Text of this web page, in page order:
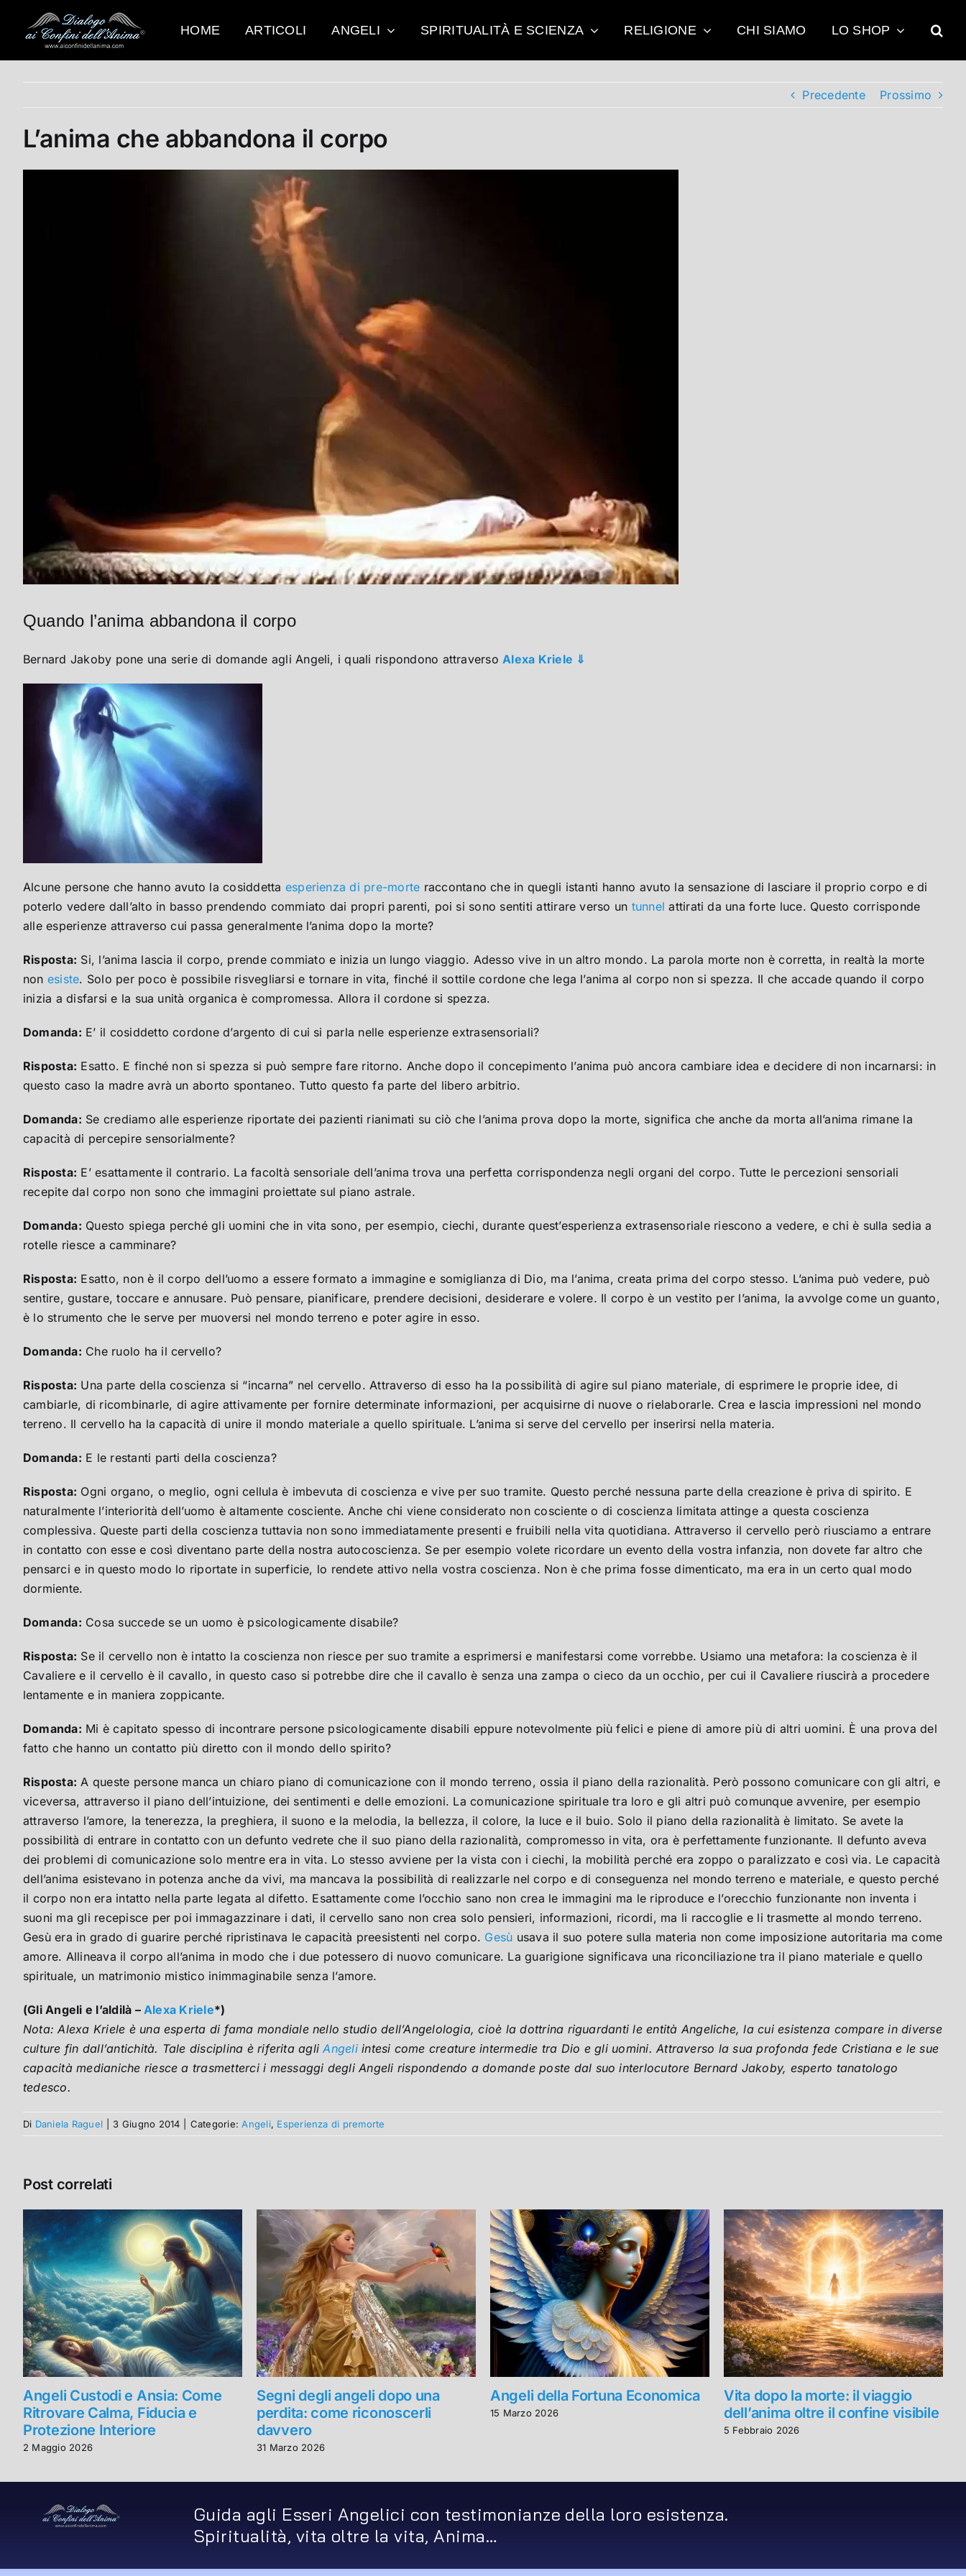
contenuto
HOME ARTICOLI ANGELI SPIRITUALITÀ E SCIENZA RELIGIONE CHI SIAMO LO SHOP
Precedente Prossimo
L’anima che abbandona il corpo
Quando l’anima abbandona il corpo
Bernard Jakoby pone una serie di domande agli Angeli, i quali rispondono attraverso Alexa Kriele ⇓
Alcune persone che hanno avuto la cosiddetta esperienza di pre-morte raccontano che in quegli istanti hanno avuto la sensazione di lasciare il proprio corpo e di
poterlo vedere dall’alto in basso prendendo commiato dai propri parenti, poi si sono sentiti attirare verso un tunnel attirati da una forte luce. Questo corrisponde
alle esperienze attraverso cui passa generalmente l’anima dopo la morte?
Risposta: Si, l’anima lascia il corpo, prende commiato e inizia un lungo viaggio. Adesso vive in un altro mondo. La parola morte non è corretta, in realtà la morte
non esiste. Solo per poco è possibile risvegliarsi e tornare in vita, finché il sottile cordone che lega l’anima al corpo non si spezza. Il che accade quando il corpo
inizia a disfarsi e la sua unità organica è compromessa. Allora il cordone si spezza.
Domanda: E’ il cosiddetto cordone d’argento di cui si parla nelle esperienze extrasensoriali?
Risposta: Esatto. E finché non si spezza si può sempre fare ritorno. Anche dopo il concepimento l’anima può ancora cambiare idea e decidere di non incarnarsi: in
questo caso la madre avrà un aborto spontaneo. Tutto questo fa parte del libero arbitrio.
Domanda: Se crediamo alle esperienze riportate dei pazienti rianimati su ciò che l’anima prova dopo la morte, significa che anche da morta all’anima rimane la
capacità di percepire sensorialmente?
Risposta: E’ esattamente il contrario. La facoltà sensoriale dell’anima trova una perfetta corrispondenza negli organi del corpo. Tutte le percezioni sensoriali
recepite dal corpo non sono che immagini proiettate sul piano astrale.
Domanda: Questo spiega perché gli uomini che in vita sono, per esempio, ciechi, durante quest’esperienza extrasensoriale riescono a vedere, e chi è sulla sedia a
rotelle riesce a camminare?
Risposta: Esatto, non è il corpo dell’uomo a essere formato a immagine e somiglianza di Dio, ma l’anima, creata prima del corpo stesso. L’anima può vedere, può
sentire, gustare, toccare e annusare. Può pensare, pianificare, prendere decisioni, desiderare e volere. Il corpo è un vestito per l’anima, la avvolge come un guanto,
è lo strumento che le serve per muoversi nel mondo terreno e poter agire in esso.
Domanda: Che ruolo ha il cervello?
Risposta: Una parte della coscienza si “incarna” nel cervello. Attraverso di esso ha la possibilità di agire sul piano materiale, di esprimere le proprie idee, di
cambiarle, di ricombinarle, di agire attivamente per fornire determinate informazioni, per acquisirne di nuove o rielaborarle. Crea e lascia impressioni nel mondo
terreno. Il cervello ha la capacità di unire il mondo materiale a quello spirituale. L’anima si serve del cervello per inserirsi nella materia.
Domanda: E le restanti parti della coscienza?
Risposta: Ogni organo, o meglio, ogni cellula è imbevuta di coscienza e vive per suo tramite. Questo perché nessuna parte della creazione è priva di spirito. E
naturalmente l’interiorità dell’uomo è altamente cosciente. Anche chi viene considerato non cosciente o di coscienza limitata attinge a questa coscienza
complessiva. Queste parti della coscienza tuttavia non sono immediatamente presenti e fruibili nella vita quotidiana. Attraverso il cervello però riusciamo a entrare
in contatto con esse e così diventano parte della nostra autocoscienza. Se per esempio volete ricordare un evento della vostra infanzia, non dovete far altro che
pensarci e in questo modo lo riportate in superficie, lo rendete attivo nella vostra coscienza. Non è che prima fosse dimenticato, ma era in un certo qual modo
dormiente.
Domanda: Cosa succede se un uomo è psicologicamente disabile?
Risposta: Se il cervello non è intatto la coscienza non riesce per suo tramite a esprimersi e manifestarsi come vorrebbe. Usiamo una metafora: la coscienza è il
Cavaliere e il cervello è il cavallo, in questo caso si potrebbe dire che il cavallo è senza una zampa o cieco da un occhio, per cui il Cavaliere riuscirà a procedere
lentamente e in maniera zoppicante.
Domanda: Mi è capitato spesso di incontrare persone psicologicamente disabili eppure notevolmente più felici e piene di amore più di altri uomini. È una prova del
fatto che hanno un contatto più diretto con il mondo dello spirito?
Risposta: A queste persone manca un chiaro piano di comunicazione con il mondo terreno, ossia il piano della razionalità. Però possono comunicare con gli altri, e
viceversa, attraverso il piano dell’intuizione, dei sentimenti e delle emozioni. La comunicazione spirituale tra loro e gli altri può comunque avvenire, per esempio
attraverso l’amore, la tenerezza, la preghiera, il suono e la melodia, la bellezza, il colore, la luce e il buio. Solo il piano della razionalità è limitato. Se avete la
possibilità di entrare in contatto con un defunto vedrete che il suo piano della razionalità, compromesso in vita, ora è perfettamente funzionante. Il defunto aveva
dei problemi di comunicazione solo mentre era in vita. Lo stesso avviene per la vista con i ciechi, la mobilità perché era zoppo o paralizzato e così via. Le capacità
dell’anima esistevano in potenza anche da vivi, ma mancava la possibilità di realizzarle nel corpo e di conseguenza nel mondo terreno e materiale, e questo perché
il corpo non era intatto nella parte legata al difetto. Esattamente come l’occhio sano non crea le immagini ma le riproduce e l’orecchio funzionante non inventa i
suoni ma gli recepisce per poi immagazzinare i dati, il cervello sano non crea solo pensieri, informazioni, ricordi, ma li raccoglie e li trasmette al mondo terreno.
Gesù era in grado di guarire perché ripristinava le capacità preesistenti nel corpo. Gesù usava il suo potere sulla materia non come imposizione autoritaria ma come
amore. Allineava il corpo all’anima in modo che i due potessero di nuovo comunicare. La guarigione significava una riconciliazione tra il piano materiale e quello
spirituale, un matrimonio mistico inimmaginabile senza l’amore.
(Gli Angeli e l’aldilà – Alexa Kriele*)
Nota: Alexa Kriele è una esperta di fama mondiale nello studio dell’Angelologia, cioè la dottrina riguardanti le entità Angeliche, la cui esistenza compare in diverse
culture fin dall’antichità. Tale disciplina è riferita agliAngeliintesi come creature intermedie tra Dio e gli uomini. Attraverso la sua profonda fede Cristiana e le sue
capacità medianiche riesce a trasmetterci i messaggi degli Angeli rispondendo a domande poste dal suo interlocutore Bernard Jakoby, esperto tanatologo
tedesco.
Di Daniela Raguel 3 Giugno 2014 Categorie:Angeli, Esperienza di premorte
Post correlati
Angeli Custodi e Ansia: Come
Ritrovare Calma, Fiducia e
Protezione Interiore
2 Maggio 2026
Segni degli angeli dopo una
perdita: come riconoscerli
davvero
31 Marzo 2026
Angeli della Fortuna Economica
15 Marzo 2026
Vita dopo la morte: il viaggio
dell’anima oltre il confine visibile
5 Febbraio 2026
Guida agli Esseri Angelici con testimonianze della loro esistenza.
Spiritualità, vita oltre la vita, Anima…